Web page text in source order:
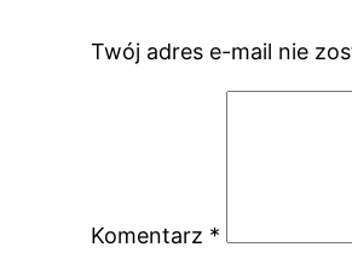
Twój adres e-mail nie
Komentarz *